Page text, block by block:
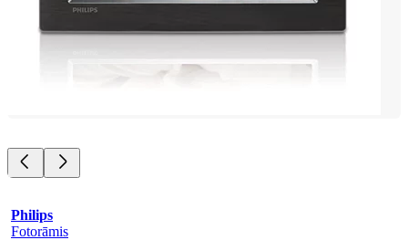
Philips
Fotorāmis